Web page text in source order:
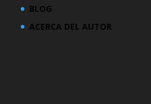
BLOG
ACERCA DEL AUTOR